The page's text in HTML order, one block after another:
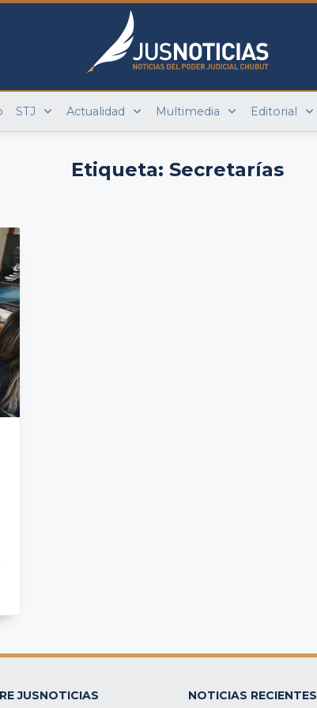
STJ Actualidad Multimedia Editorial
Etiqueta: Secretarías
JUSNOTICIAS NOTICIAS RECIENTES